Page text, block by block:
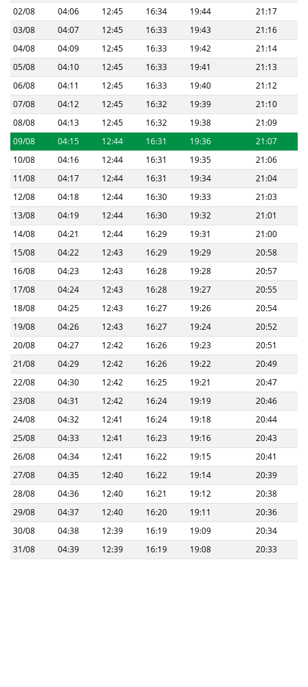
02/08
04:06 12:45 16:34 19:44
21:17
03/08
04:07 12:45 16:33 19:43
21:16
04/08
04:09 12:45 16:33 19:42
21:14
05/08
04:10 12:45 16:33 19:41
21:13
06/08
04:11 12:45 16:33 19:40
21:12
07/08
04:12 12:45 16:32 19:39
21:10
08/08
04:13 12:45 16:32 19:38
21:09
09/08
04:15 12:44 16:31 19:36
21:07
10/08
04:16 12:44 16:31 19:35
21:06
11/08
04:17 12:44 16:31 19:34
21:04
12/08
04:18 12:44 16:30 19:33
21:03
13/08
04:19 12:44 16:30 19:32
21:01
14/08
04:21 12:44 16:29 19:31
21:00
15/08
04:22 12:43 16:29 19:29
20:58
16/08
04:23 12:43 16:28 19:28
20:57
17/08
04:24 12:43 16:28 19:27
20:55
18/08
04:25 12:43 16:27 19:26
20:54
19/08
04:26 12:43 16:27 19:24
20:52
20/08
04:27 12:42 16:26 19:23
20:51
21/08
04:29 12:42 16:26 19:22
20:49
22/08
04:30 12:42 16:25 19:21
20:47
23/08
04:31 12:42 16:24 19:19
20:46
24/08
04:32 12:41 16:24 19:18
20:44
25/08
04:33 12:41 16:23 19:16
20:43
26/08
04:34 12:41 16:22 19:15
20:41
27/08
04:35 12:40 16:22 19:14
20:39
28/08
04:36 12:40 16:21 19:12
20:38
29/08
04:37 12:40 16:20 19:11
20:36
30/08
04:38 12:39 16:19 19:09
20:34
31/08
04:39 12:39 16:19 19:08 20:33